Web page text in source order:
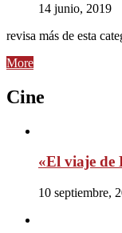
14 junio, 2019
revisa más de esta
More
Cine
«El viaje de
10 septiembre,